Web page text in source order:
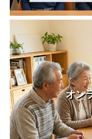
オン